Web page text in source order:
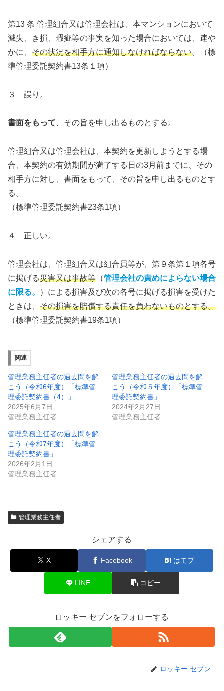
第13 条 管理組合又は管理会社は、本マンションにおいて
滅失、き損、瑕疵等の事実を知った場合においては、速や
かに、 その状況を相手方に通知しなければならない。（標
準管理委託契約書13条１項）
３ 誤り。
書面をもって、その旨を申し出るものとする。
管理組合又は管理会社は、本契約を更新しようとする場
合、本契約の有効期間が満了する日の3月前までに、その
相手方に対し、書面をもって、その旨を申し出るものとす
る。
（標準管理委託契約書23条1項）
４ 正しい。
管理会社は、管理組合又は組合員等が、第９条第１項各号
に掲げる災害又は事故等 （管理会社の責めによらない場合
に限る。
）による損害及び次の各号に掲げる損害を受けた
ときは、 その損害を賠償する責任を負わないものとする。
（標準管理委託契約書19条1項）
関連
管理業務主任者の過去問を解
こう（令和6年度）「標準管
理委託契約書（4）」
2025年6月7日
管理業務主任者
管理業務主任者の過去問を解
こう（令和５年度）「標準管
理委託契約書」
2024年2月27日
管理業務主任者
管理業務主任者の過去問を解
こう（令和7年度）「標準管
理委託契約書」
2026年2月1日
管理業務主任者
管理業務主任者
シェアする
X Facebook はてブ
LINE コピー
ロッキー セブンをフォローする
ロッキー セブン